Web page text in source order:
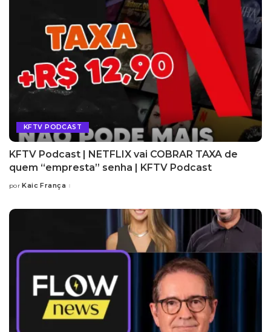
KFTV PODCAST
KFTV Podcast | NETFLIX vai COBRAR TAXA de
quem “empresta” senha | KFTV Podcast
por Kaic França